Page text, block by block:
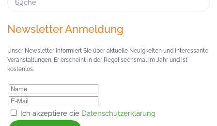
Newsletter Anmeldung
Unser Newsletter informiert Sie über aktuelle Neuigkeiten und interessante
Veranstaltungen. Er erscheint in der Regel sechsmal im Jahr und ist
kostenlos.
Ich akzeptiere die Datenschutzerklärung